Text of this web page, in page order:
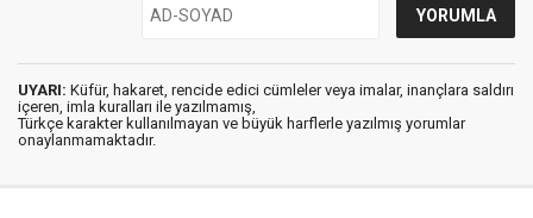
UYARI: Küfür, hakaret, rencide edici cümleler veya imalar, inançlara saldırı
içeren, imla kuralları ile yazılmamış,
Türkçe karakter kullanılmayan ve büyük harflerle yazılmış yorumlar
onaylanmamaktadır.